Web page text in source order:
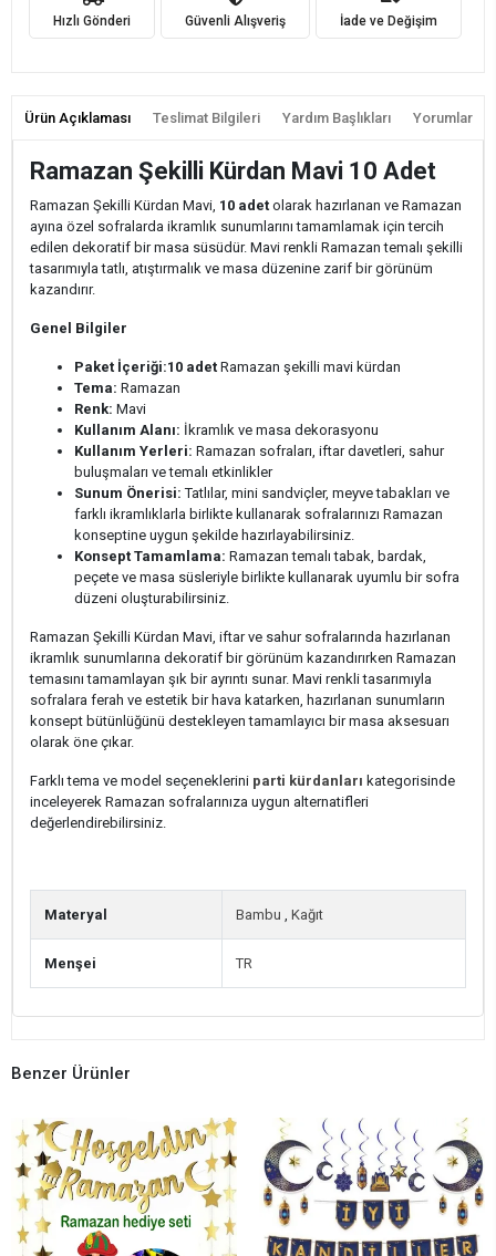
Hızlı Gönderi Güvenli Alışveriş İade ve Değişim
Ürün Açıklaması Teslimat Bilgileri Yardım Başlıkları Yorumlar
Ramazan Şekilli Kürdan Mavi 10 Adet
Ramazan Şekilli Kürdan Mavi, 10 adet olarak hazırlanan ve Ramazan
ayına özel sofralarda ikramlık sunumlarını tamamlamak için tercih
edilen dekoratif bir masa süsüdür. Mavi renkli Ramazan temalı şekilli
tasarımıyla tatlı, atıştırmalık ve masa düzenine zarif bir görünüm
kazandırır.
Genel Bilgiler
Paket İçeriği:10 adet Ramazan şekilli mavi kürdan
Tema: Ramazan
Renk: Mavi
Kullanım Alanı: İkramlık ve masa dekorasyonu
Kullanım Yerleri: Ramazan sofraları, iftar davetleri, sahur
buluşmaları ve temalı etkinlikler
Sunum Önerisi: Tatlılar, mini sandviçler, meyve tabakları ve
farklı ikramlıklarla birlikte kullanarak sofralarınızı Ramazan
konseptine uygun şekilde hazırlayabilirsiniz.
Konsept Tamamlama: Ramazan temalı tabak, bardak,
peçete ve masa süsleriyle birlikte kullanarak uyumlu bir sofra
düzeni oluşturabilirsiniz.
Ramazan Şekilli Kürdan Mavi, iftar ve sahur sofralarında hazırlanan
ikramlık sunumlarına dekoratif bir görünüm kazandırırken Ramazan
temasını tamamlayan şık bir ayrıntı sunar. Mavi renkli tasarımıyla
sofralara ferah ve estetik bir hava katarken, hazırlanan sunumların
konsept bütünlüğünü destekleyen tamamlayıcı bir masa aksesuarı
olarak öne çıkar.
Farklı tema ve model seçeneklerini parti kürdanları kategorisinde
inceleyerek Ramazan sofralarınıza uygun alternatifleri
değerlendirebilirsiniz.
Materyal Bambu , Kağıt
Menşei TR
Benzer Ürünler